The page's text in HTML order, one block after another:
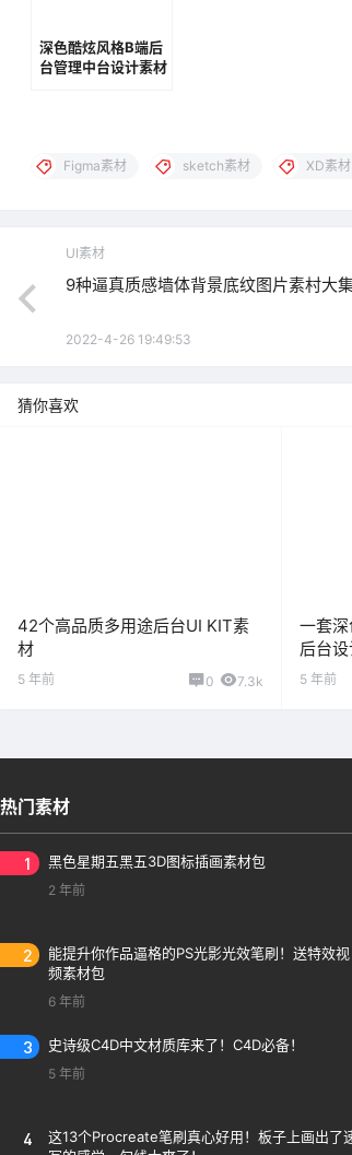
深色酷炫风格B端后
台管理中台设计素材
Figma素材 sketch素材 XD素材
UI素材
9种逼真质感墙体背景底纹图片素村大
2022-4-26 19:49:53
猜你喜欢
42个高品质多用途后台UI KIT素
材
5 年前 0 7.3k
一套
后台
5 年前
热门素材
1 黑色星期五黑五3D图标插画素材包
2 年前
2
能提升你作品逼格的PS光影光效笔刷！送特效视
频素材包
6 年前
3 史诗级C4D中文材质库来了！C4D必备！
5 年前
4
这13个Procreate笔刷真心好用！板子上画出了